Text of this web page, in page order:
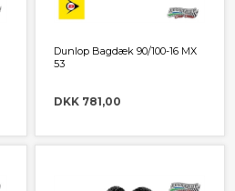
Dunlop Bagdæk 90/100-16 MX
53
DKK 781,00